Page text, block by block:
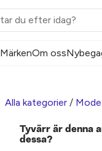
MärkenOm oss
Alla kategorier / Mode
Tyvärr är denna
dessa?